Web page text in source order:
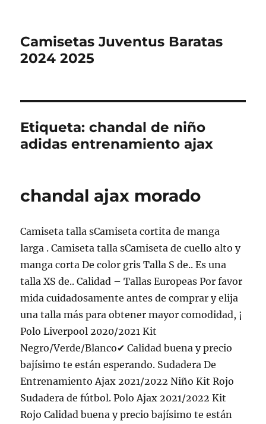
Camisetas Juventus Baratas
2024 2025
Etiqueta:chandal de niño
adidas entrenamiento ajax
chandal ajax morado
Camiseta talla sCamiseta cortita de manga
larga . Camiseta talla sCamiseta de cuello alto y
manga corta De color gris Talla S de.. Es una
talla XS de.. Calidad – Tallas Europeas Por favor
mida cuidadosamente antes de comprar y elija
una talla más para obtener mayor comodidad, ¡
Polo Liverpool 2020/2021 Kit
Negro/Verde/Blanco✔ Calidad buena y precio
bajísimo te están esperando. Sudadera De
Entrenamiento Ajax 2021/2022 Niño Kit Rojo
Sudadera de fútbol. Polo Ajax 2021/2022 Kit
Rojo Calidad buena y precio bajísimo te están